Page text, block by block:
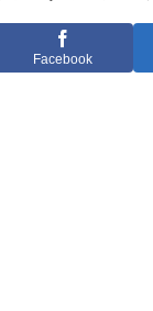
Facebook